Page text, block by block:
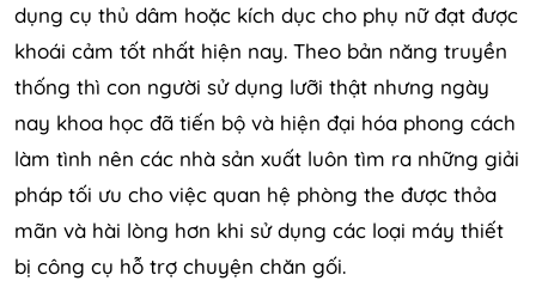
dụng cụ thủ dâm hoặc kích dục cho phụ nữ đạt được
khoái cảm tốt nhất hiện nay. Theo bản năng truyền
thống thì con người sử dụng lưỡi thật nhưng ngày
nay khoa học đã tiến bộ và hiện đại hóa phong cách
làm tình nên các nhà sản xuất luôn tìm ra những giải
pháp tối ưu cho việc quan hệ phòng the được thỏa
mãn và hài lòng hơn khi sử dụng các loại máy thiết
bị công cụ hỗ trợ chuyện chăn gối.